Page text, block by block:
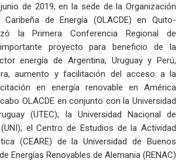
de 2019, en la sede de la Organización
Caribeña de Energía (OLACDE) en Quito-
la Primera Conferencia Regional de
proyecto para beneficio de la
energía de Argentina, Uruguay y Perú,
aumento y facilitación del acceso a la
en energía renovable en América
OLACDE en conjunto con la Universidad
(UTEC); la Universidad Nacional de
el Centro de Estudios de la Actividad
(CEARE) de la Universidad de Buenos
Energías Renovables de Alemania (RENAC)